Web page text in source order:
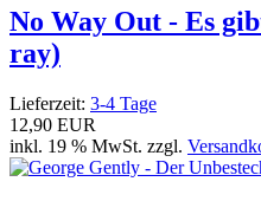
No Way Out - Es
ray)
Lieferzeit: 3-4 Tage
12,90 EUR
inkl. 19 % MwSt. zzgl.